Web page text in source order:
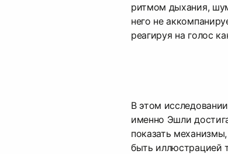
ритмом дыхания,
него не
реагируя на голос
В этом
именно Эшли
показать
быть иллюстрацией